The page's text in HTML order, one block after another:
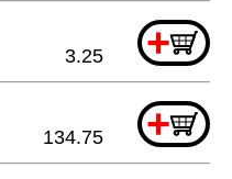
+
3.25
+
134.75